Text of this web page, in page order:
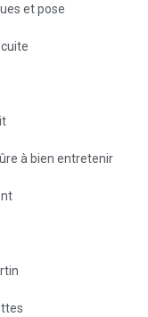
et pose
à bien entretenir